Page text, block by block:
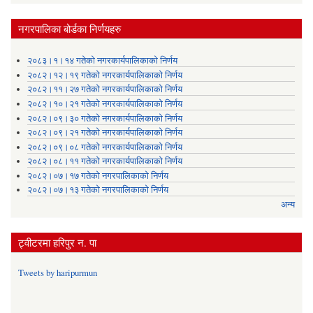
नगरपालिका बोर्डका निर्णयहरु
२०८३।१।१४ गतेको नगरकार्यपालिकाको निर्णय
२०८२।१२।१९ गतेको नगरकार्यपालिकाको निर्णय
२०८२।११।२७ गतेको नगरकार्यपालिकाको निर्णय
२०८२।१०।२१ गतेको नगरकार्यपालिकाको निर्णय
२०८२।०९।३० गतेको नगरकार्यपालिकाको निर्णय
२०८२।०९।२१ गतेको नगरकार्यपालिकाको निर्णय
२०८२।०९।०८ गतेको नगरकार्यपालिकाको निर्णय
२०८२।०८।११ गतेको नगरकार्यपालिकाको निर्णय
२०८२।०७।१७ गतेको नगरपालिकाको निर्णय
२०८२।०७।१३ गतेको नगरपालिकाको निर्णय
अन्य
ट्वीटरमा हरिपुर न. पा
Tweets by haripurmun